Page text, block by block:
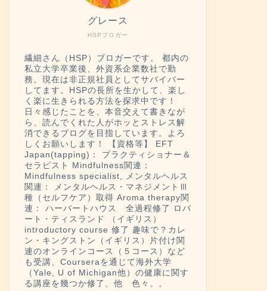
HSPブロガー
グレース
繊細さん（HSP）ブロガーです。 都内の
私立大学卒業後、外資系企業数社で勤
務。現在は非正規社員としてサバイバー
してます。HSPの長所を生かして、楽し
く楽に生きられる方法を探求中です！
日々感じたことを、本音交えて書きなが
ら、読んでくれた人がホッとストレス解
消できるブログを目指しています。よろ
しくお願いします！ 【資格等】 EFT
Japan(tapping)： プラクティショナー＆
セラピスト Mindfulness関連：
Mindfulness specialist, メンタルヘルス
関連： メンタルヘルス・マネジメントⅢ
種（セルフケア）取得 Aroma therapy関
連： ハーバートハウス 全過程修了 ロバ
ート・ティスランド （イギリス）
introductory course 修了 趣味で？カレ
ン・キングストン（イギリス）片付け関
連のオンラインコース（５コース）など
も受講、Courseraを通じて海外大学
（Yale, U of Michigan他）の健康に関す
る講座を幾つか修了、他 色々。。